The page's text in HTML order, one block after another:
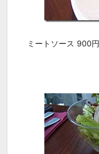
ミートソース 900